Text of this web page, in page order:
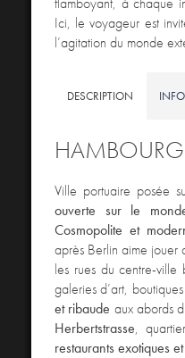
Ici, le voyageur est
l’agitation du monde
DESCRIPTION
HAMBOURG
Ville portuaire posée
ouverte sur le
Cosmopolite et
après Berlin aime jouer
les rues du centre-
galeries d’art,
et ribaude aux abords
Herbertstrasse,
restaurants exotiques